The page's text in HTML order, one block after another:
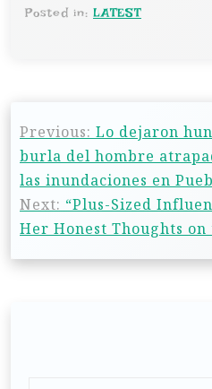
Posted in: LATEST
Previous: Lo dejaron
burla del hombre
las inundaciones en
Next: “Plus-Sized
Her Honest Thoughts